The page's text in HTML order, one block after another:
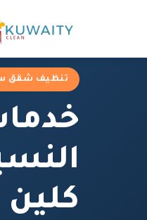
تنظيف شقق
كلين